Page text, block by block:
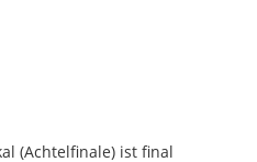
(Achtelfinale) ist final